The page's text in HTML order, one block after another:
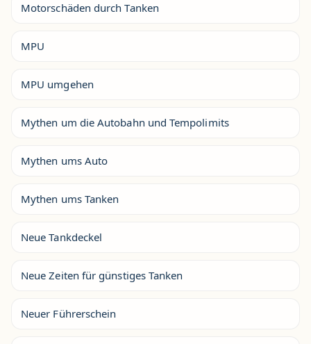
Motorschäden durch Tanken
MPU
MPU umgehen
Mythen um die Autobahn und Tempolimits
Mythen ums Auto
Mythen ums Tanken
Neue Tankdeckel
Neue Zeiten für günstiges Tanken
Neuer Führerschein